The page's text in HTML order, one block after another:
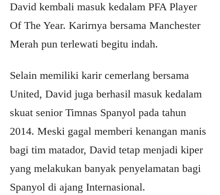
David kembali masuk kedalam PFA Player
Of The Year. Karirnya bersama Manchester
Merah pun terlewati begitu indah.
Selain memiliki karir cemerlang bersama
United, David juga berhasil masuk kedalam
skuat senior Timnas Spanyol pada tahun
2014. Meski gagal memberi kenangan manis
bagi tim matador, David tetap menjadi kiper
yang melakukan banyak penyelamatan bagi
Spanyol di ajang Internasional.